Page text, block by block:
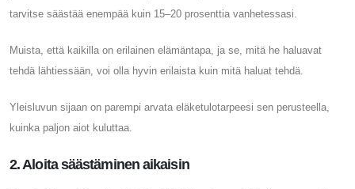
tarvitse säästää enempää kuin 15–20 prosenttia vanhetessasi.
Muista, että kaikilla on erilainen elämäntapa, ja se, mitä he haluavat
tehdä lähtiessään, voi olla hyvin erilaista kuin mitä haluat tehdä.
Yleisluvun sijaan on parempi arvata eläketulotarpeesi sen perusteella,
kuinka paljon aiot kuluttaa.
2. Aloita säästäminen aikaisin